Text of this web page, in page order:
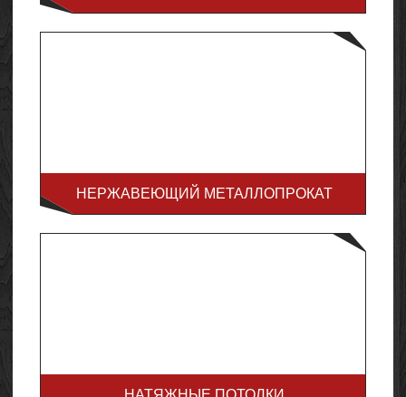
НЕРЖАВЕЮЩИЙ МЕТАЛЛОПРОКАТ